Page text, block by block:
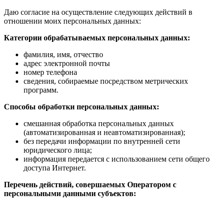
Даю согласие на осуществление следующих действий в
отношении моих персональных данных:
Категории обрабатываемых персональных данных:
фамилия, имя, отчество
адрес электронной почты
номер телефона
сведения, собираемые посредством метрических
программ.
Способы обработки персональных данных:
смешанная обработка персональных данных
(автоматизированная и неавтоматизированная);
без передачи информации по внутренней сети
юридического лица;
информация передается с использованием сети общего
доступа Интернет.
Перечень действий, совершаемых Оператором с
персональными данными субъектов: